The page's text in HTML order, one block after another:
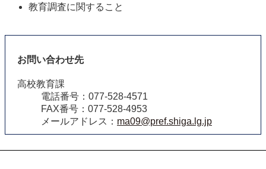
教育調査に関すること
お問い合わせ先
高校教育課
電話番号：077-528-4571
FAX番号：077-528-4953
メールアドレス： ma09@pref.shiga.lg.jp